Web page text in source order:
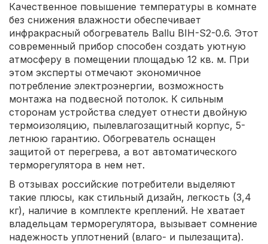
Качественное повышение температуры в комнате
без снижения влажности обеспечивает
инфракрасный обогреватель Ballu BIH-S2-0.6. Этот
современный прибор способен создать уютную
атмосферу в помещении площадью 12 кв. м. При
этом эксперты отмечают экономичное
потребление электроэнергии, возможность
монтажа на подвесной потолок. К сильным
сторонам устройства следует отнести двойную
термоизоляцию, пылевлагозащитный корпус, 5-
летнюю гарантию. Обогреватель оснащен
защитой от перегрева, а вот автоматического
терморегулятора в нем нет.
В отзывах российские потребители выделяют
такие плюсы, как стильный дизайн, легкость (3,4
кг), наличие в комплекте креплений. Не хватает
владельцам терморегулятора, вызывает сомнение
надежность уплотнений (влаго- и пылезащита).